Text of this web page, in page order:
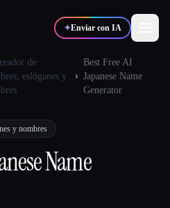
✦Enviar con IA
📈Marketers
de
eslóganes y
Best Free AI
Japanese Name
Generator
y nombres
Name